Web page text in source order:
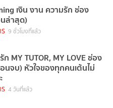
เงิน งาน ความรัก ช่อง
ล่าสุด)
9 ชั่วโมงที่แล้ว
ก MY TUTOR, MY LOVE ช่อง
นจบ) หัวใจของทุกคนเต้นไม่
4 วันที่แล้ว